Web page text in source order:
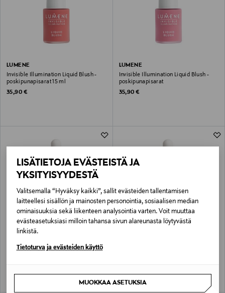
LISÄTIETOJA EVÄSTEISTÄ JA
YKSITYISYYDESTÄ
Valitsemalla “Hyväksy kaikki”, sallit evästeiden tallentamisen
laitteellesi sisällön ja mainosten personointia, sosiaalisen median
ominaisuuksia sekä liikenteen analysointia varten. Voit muuttaa
evästeasetuksiasi milloin tahansa sivun alareunasta löytyvästä
linkistä.
Tietoturva ja evästeiden käyttö
MUOKKAA ASETUKSIA
LUMENE
Invisible Illumination Liquid Blush -
poskipunapisarat 15 ml
Original Price
35,90 €
LUMENE
Invisible Illumination Liquid Blush -
poskipunapisarat
Original Price
35,90 €
LUMENE
poskipunapisarat